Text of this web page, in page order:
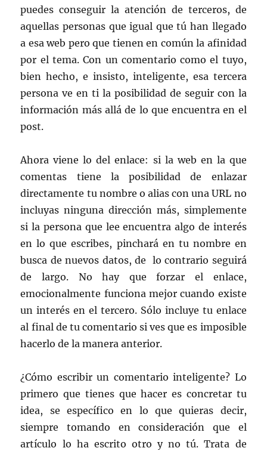
puedes conseguir la atención de terceros, de
aquellas personas que igual que tú han llegado
a esa web pero que tienen en común la afinidad
por el tema. Con un comentario como el tuyo,
bien hecho, e insisto, inteligente, esa tercera
persona ve en ti la posibilidad de seguir con la
información más allá de lo que encuentra en el
post.
Ahora viene lo del enlace: si la web en la que
comentas tiene la posibilidad de enlazar
directamente tu nombre o alias con una URL no
incluyas ninguna dirección más, simplemente
si la persona que lee encuentra algo de interés
en lo que escribes, pinchará en tu nombre en
busca de nuevos datos, de lo contrario seguirá
de largo. No hay que forzar el enlace,
emocionalmente funciona mejor cuando existe
un interés en el tercero. Sólo incluye tu enlace
al final de tu comentario si ves que es imposible
hacerlo de la manera anterior.
¿Cómo escribir un comentario inteligente? Lo
primero que tienes que hacer es concretar tu
idea, se específico en lo que quieras decir,
siempre tomando en consideración que el
artículo lo ha escrito otro y no tú. Trata de